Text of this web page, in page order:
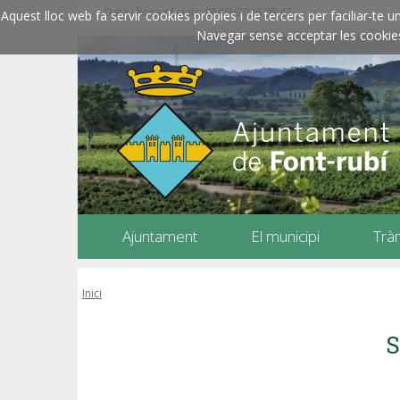
Aquest lloc web fa servir cookies pròpies i de tercers per faciliar-te
Navegar sense acceptar les
Data i hora oficials: 08/08/2026 08:47
Ajuntament El municipi
Inici